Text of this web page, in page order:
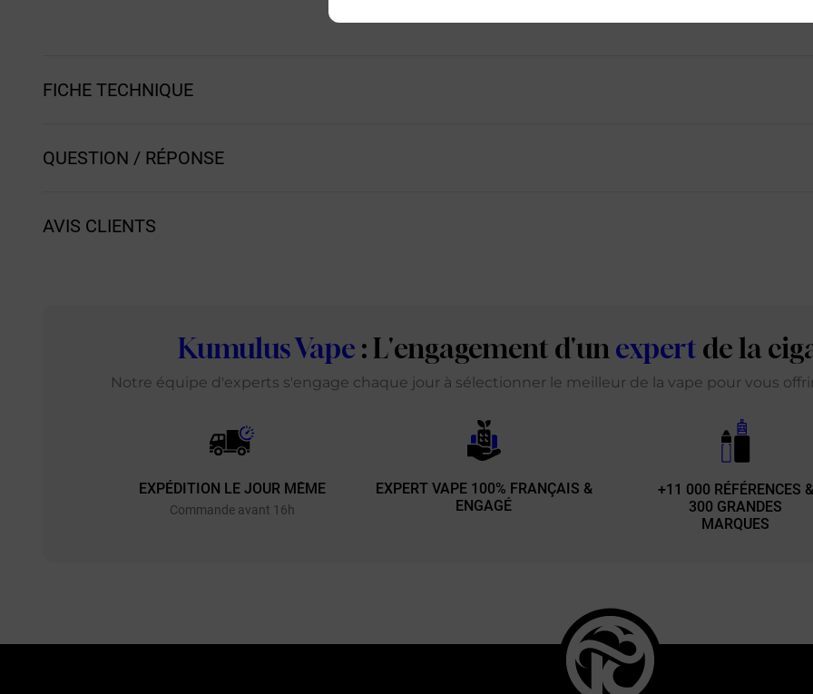
FICHE TECHNIQUE
QUESTION / RÉPONSE
AVIS CLIENTS
Kumulus Vape : L'engagement d'un expert de la
Notre équipe d'experts s'engage chaque jour à sélectionner le meilleur de la vape pour vous
EXPÉDITION LE JOUR MÊME
Commande avant 16h
EXPERT VAPE 100% FRANÇAIS &
ENGAGÉ
+11 000 RÉFÉRENCES &
300 GRANDES
MARQUES